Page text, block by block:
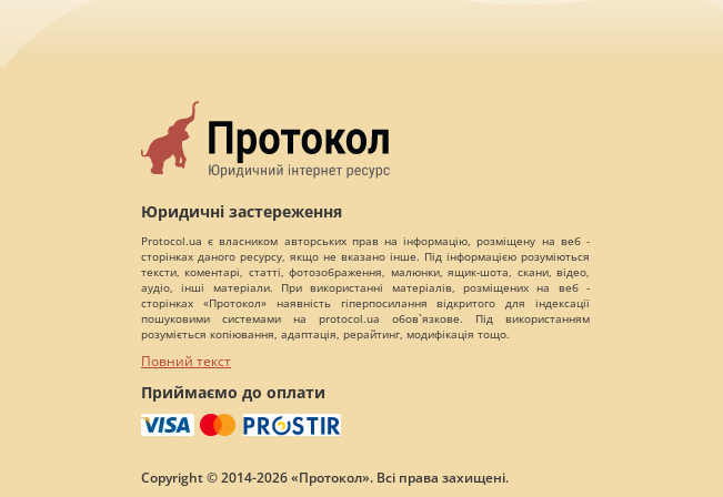
Юридичні застереження
Protocol.ua є власником авторських прав на інформацію, розміщену на веб -
сторінках даного ресурсу, якщо не вказано інше. Під інформацією розуміються
тексти, коментарі, статті, фотозображення, малюнки, ящик-шота, скани, відео,
аудіо, інші матеріали. При використанні матеріалів, розміщених на веб -
сторінках «Протокол» наявність гіперпосилання відкритого для індексації
пошуковими системами на protocol.ua обов`язкове. Під використанням
розуміється копіювання, адаптація, рерайтинг, модифікація тощо.
Повний текст
Приймаємо до оплати
Copyright © 2014-2026 «Протокол». Всі права захищені.